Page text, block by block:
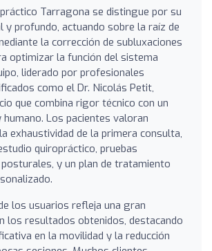
Tarragona se distingue por su
y profundo, actuando sobre la raíz de
la corrección de subluxaciones
optimizar la función del sistema
liderado por profesionales
como el Dr. Nicolás Petit,
que combina rigor técnico con un
Los pacientes valoran
exhaustividad de la primera consulta,
quiropráctico, pruebas
y un plan de tratamiento
los usuarios refleja una gran
los resultados obtenidos, destacando
en la movilidad y la reducción